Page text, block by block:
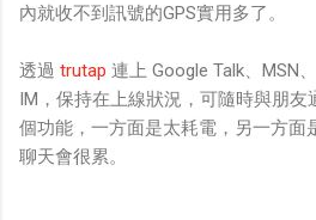
內就收不到訊號的GPS實用多了。
透過 trutap 連上 Google Talk、MSN
IM，保持在上線狀況，可隨時與朋友
個功能，一方面是太耗電，另一方面
聊天會很累。